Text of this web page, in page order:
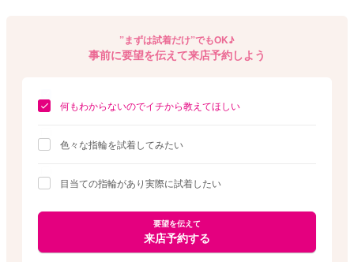
”まずは試着だけ”でもOK♪
事前に要望を伝えて来店予約しよう
何もわからないのでイチから教えてほしい
色々な指輪を試着してみたい
目当ての指輪があり実際に試着したい
要望を伝えて
来店予約する